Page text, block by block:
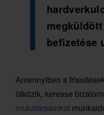
befizetése
Amennyiben a
ütközik, keresse
mukatársainkat